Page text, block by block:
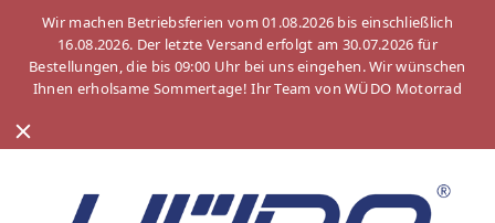
Wir machen Betriebsferien vom 01.08.2026 bis einschließlich
16.08.2026. Der letzte Versand erfolgt am 30.07.2026 für
Bestellungen, die bis 09:00 Uhr bei uns eingehen. Wir wünschen
Ihnen erholsame Sommertage! Ihr Team von WÜDO Motorrad